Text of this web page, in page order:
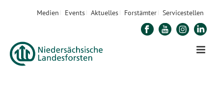
Medien Events Aktuelles Forstämter Servicestellen